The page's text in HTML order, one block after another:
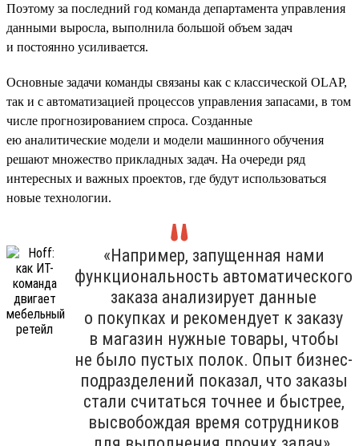
Поэтому за последний год команда департамента управления
данными выросла, выполнила большой объем задач
и постоянно усиливается.
Основные задачи команды связаны как с классической OLAP,
так и с автоматизацией процессов управления запасами, в том
числе прогнозированием спроса. Созданные
ею аналитические модели и модели машинного обучения
решают множество прикладных задач. На очереди ряд
интересных и важных проектов, где будут использоваться
новые технологии.
«Например, запущенная нами
функциональность автоматического
заказа анализирует данные
о покупках и рекомендует к заказу
в магазин нужные товары, чтобы
не было пустых полок. Опыт бизнес-
подразделений показал, что заказы
стали считаться точнее и быстрее,
высвобождая время сотрудников